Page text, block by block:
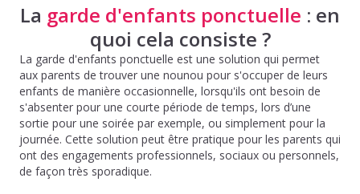
La garde d'enfants ponctuelle : en
quoi cela consiste ?
La garde d'enfants ponctuelle est une solution qui permet
aux parents de trouver une nounou pour s'occuper de leurs
enfants de manière occasionnelle, lorsqu'ils ont besoin de
s'absenter pour une courte période de temps, lors d’une
sortie pour une soirée par exemple, ou simplement pour la
journée. Cette solution peut être pratique pour les parents qui
ont des engagements professionnels, sociaux ou personnels,
de façon très sporadique.